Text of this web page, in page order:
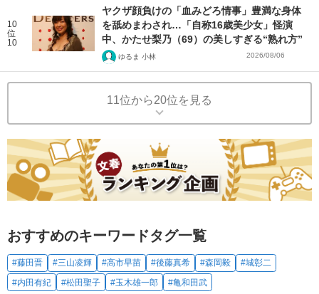
10
位
10
ヤクザ顔負けの「血みどろ情事」豊満な身体
を舐めまわされ…「自称16歳美少女」怪演
中、かたせ梨乃（69）の美しすぎる“熟れ方”
ゆるま 小林 2026/08/06
11位から20位を見る
おすすめのキーワードタグ一覧
#藤田晋 #三山凌輝 #高市早苗 #後藤真希 #森岡毅
#城彰二
#内田有紀
#松田聖子 #玉木雄一郎 #亀和田武